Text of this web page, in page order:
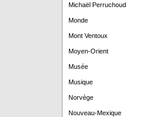
Michaël Perruchoud
Monde
Mont Ventoux
Moyen-Orient
Musée
Musique
Norvège
Nouveau-Mexique